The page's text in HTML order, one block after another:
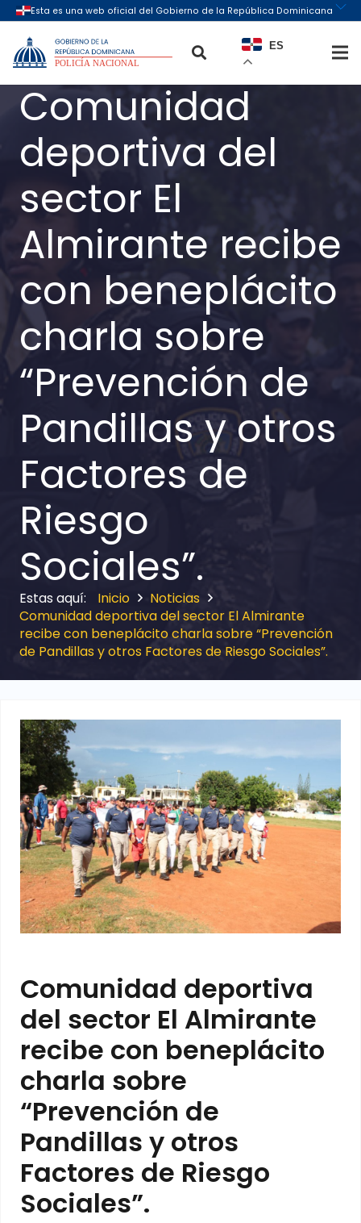
ES
Comunidad
deportiva del
sector El
Almirante recibe
con beneplácito
charla sobre
“Prevención de
Pandillas y otros
Factores de
Riesgo
Sociales”.
Inicio
Noticias
Comunidad deportiva del sector El Almirante
recibe con beneplácito charla sobre “Prevención
de Pandillas y otros Factores de Riesgo Sociales”.
Comunidad deportiva
del sector El Almirante
recibe con beneplácito
charla sobre
“Prevención de
Pandillas y otros
Factores de Riesgo
Sociales”.